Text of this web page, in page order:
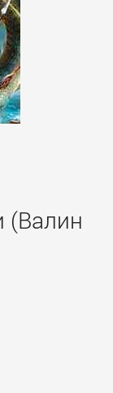
(Валин